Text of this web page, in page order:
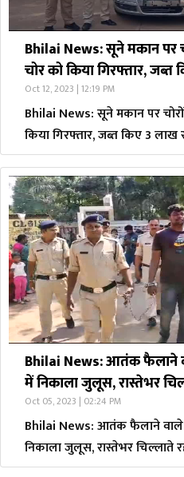
Bhilai News: सूने मकान पर
चोर को किया गिरफ्तार,
Oct 12, 2023 | 12:19 PM
Bhilai News: सूने मकान पर
किया गिरफ्तार, जब्त किए 3 लाख
Bhilai News: आतंक फैलाने
में निकाला जुलूस, रास्तेभर
Oct 05, 2023 | 02:24 PM
Bhilai News: आतंक फैलाने वाले
निकाला जुलूस, रास्तेभर चिल्लाते